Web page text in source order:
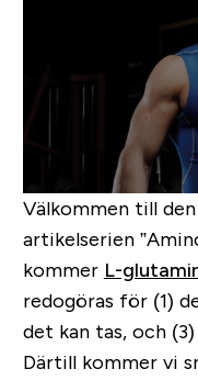
Välkommen till
artikelserien
kommer L-
redogöras för (1)
det kan tas, och
Därtill kommer vi